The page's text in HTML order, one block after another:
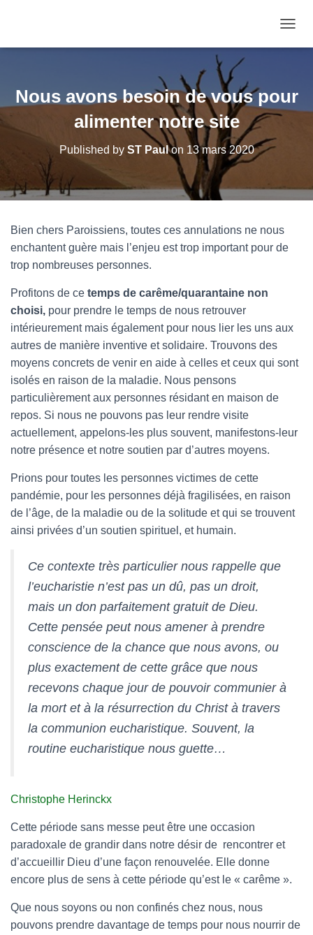
Nous avons besoin de vous pour
alimenter notre site
Published by ST Paulon 13 mars 2020
Bien chers Paroissiens, toutes ces annulations ne nous
enchantent guère mais l’enjeu est trop important pour de
trop nombreuses personnes.
Profitons de ce temps de carême/quarantaine non
choisi, pour prendre le temps de nous retrouver
intérieurement mais également pour nous lier les uns aux
autres de manière inventive et solidaire. Trouvons des
moyens concrets de venir en aide à celles et ceux qui sont
isolés en raison de la maladie. Nous pensons
particulièrement aux personnes résidant en maison de
repos. Si nous ne pouvons pas leur rendre visite
actuellement, appelons-les plus souvent, manifestons-leur
notre présence et notre soutien par d’autres moyens.
Prions pour toutes les personnes victimes de cette
pandémie, pour les personnes déjà fragilisées, en raison
de l’âge, de la maladie ou de la solitude et qui se trouvent
ainsi privées d’un soutien spirituel, et humain.
Ce contexte très particulier nous rappelle que
l’eucharistie n’est pas un dû, pas un droit,
mais un don parfaitement gratuit de Dieu.
Cette pensée peut nous amener à prendre
conscience de la chance que nous avons, ou
plus exactement de cette grâce que nous
recevons chaque jour de pouvoir communier à
la mort et à la résurrection du Christ à travers
la communion eucharistique. Souvent, la
routine eucharistique nous guette…
Christophe Herinckx
Cette période sans messe peut être une occasion
paradoxale de grandir dans notre désir de rencontrer et
d’accueillir Dieu d’une façon renouvelée. Elle donne
encore plus de sens à cette période qu’est le « carême ».
Que nous soyons ou non confinés chez nous, nous
pouvons prendre davantage de temps pour nous nourrir de